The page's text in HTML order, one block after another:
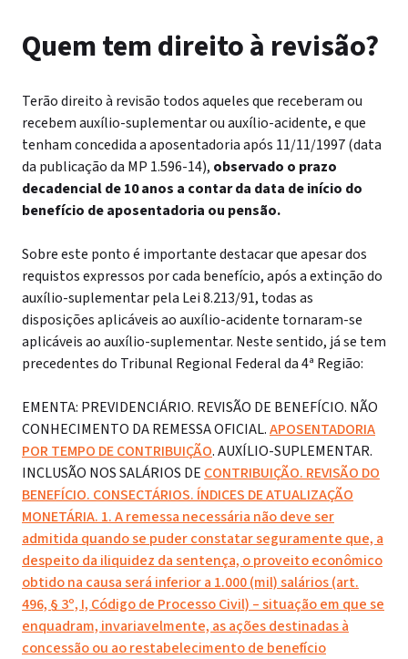
Quem tem direito à revisão?
Terão direito à revisão todos aqueles que receberam ou
recebem auxílio-suplementar ou auxílio-acidente, e que
tenham concedida a aposentadoria após 11/11/1997 (data
da publicação da MP 1.596-14), observado o prazo
decadencial de 10 anos a contar da data de início do
benefício de aposentadoria ou pensão.
Sobre este ponto é importante destacar que apesar dos
requistos expressos por cada benefício, após a extinção do
auxílio-suplementar pela Lei 8.213/91, todas as
disposições aplicáveis ao auxílio-acidente tornaram-se
aplicáveis ao auxílio-suplementar. Neste sentido, já se tem
precedentes do Tribunal Regional Federal da 4ª Região:
EMENTA: PREVIDENCIÁRIO. REVISÃO DE BENEFÍCIO. NÃO
CONHECIMENTO DA REMESSA OFICIAL.APOSENTADORIA
POR TEMPO DE CONTRIBUIÇÃO. AUXÍLIO-SUPLEMENTAR.
INCLUSÃO NOS SALÁRIOS DE CONTRIBUIÇÃO. REVISÃO DO
BENEFÍCIO. CONSECTÁRIOS. ÍNDICES DE ATUALIZAÇÃO
MONETÁRIA. 1. A remessa necessária não deve ser
admitida quando se puder constatar seguramente que, a
despeito da iliquidez da sentença, o proveito econômico
obtido na causa será inferior a 1.000 (mil) salários (art.
496, § 3º, I, Código de Processo Civil) – situação em que se
enquadram, invariavelmente, as ações destinadas à
concessão ou ao restabelecimento de benefício